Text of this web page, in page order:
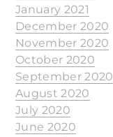
January 2021
December 2020
November 2020
October 2020
September 2020
August 2020
July 2020
June 2020